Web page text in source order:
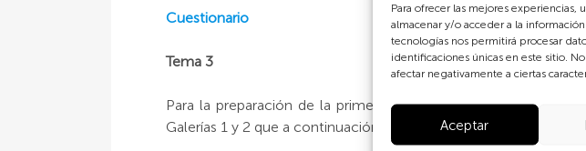
Para ofrecer las mejores experiencias,
almacenar y/o acceder a la
tecnologías nos permitirá procesar
identificaciones únicas en este sitio.
afectar negativamente a ciertas
Aceptar
Cuestionario
Tema 3
Para la preparación de la primera parte del Tema 3 relativa
Galerías 1 y 2 que a continuación se señalan.